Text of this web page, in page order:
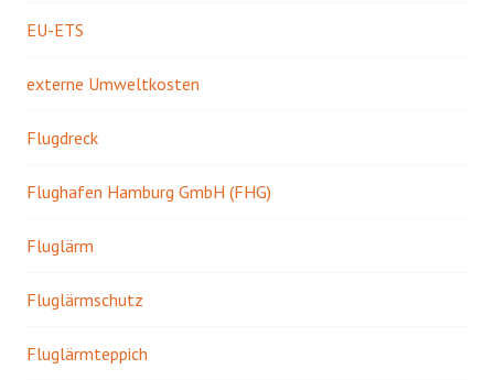
EU-ETS
externe Umweltkosten
Flugdreck
Flughafen Hamburg GmbH (FHG)
Fluglärm
Fluglärmschutz
Fluglärmteppich